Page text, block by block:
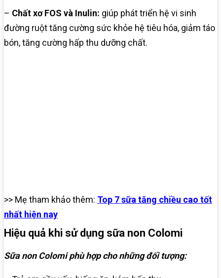
– Chất xơ FOS và Inulin: giúp phát triển hệ vi sinh
đường ruột tăng cường sức khỏe hệ tiêu hóa, giảm táo
bón, tăng cường hấp thu dưỡng chất.
>> Mẹ tham khảo thêm: Top 7 sữa tăng chiều cao tốt
nhất hiện nay
Hiệu quả khi sử dụng sữa non Colomi
Sữa non Colomi phù hợp cho những đối tượng: